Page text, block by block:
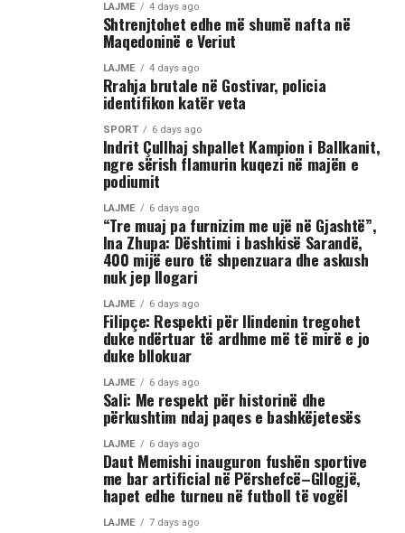
LAJME 4 days ago
Shtrenjtohet edhe më shumë nafta në
Maqedoninë e Veriut
LAJME 4 days ago
Rrahja brutale në Gostivar, policia
identifikon katër veta
SPORT 6 days ago
Indrit Çullhaj shpallet Kampion i Ballkanit,
ngre sërish flamurin kuqezi në majën e
podiumit
LAJME 6 days ago
“Tre muaj pa furnizim me ujë në Gjashtë”,
Ina Zhupa: Dështimi i bashkisë Sarandë,
400 mijë euro të shpenzuara dhe askush
nuk jep llogari
LAJME 6 days ago
Filipçe: Respekti për Ilindenin tregohet
duke ndërtuar të ardhme më të mirë e jo
duke bllokuar
LAJME 6 days ago
Sali: Me respekt për historinë dhe
përkushtim ndaj paqes e bashkëjetesës
LAJME 6 days ago
Daut Memishi inauguron fushën sportive
me bar artificial në Përshefcë–Gllogjë,
hapet edhe turneu në futboll të vogël
LAJME 7 days ago